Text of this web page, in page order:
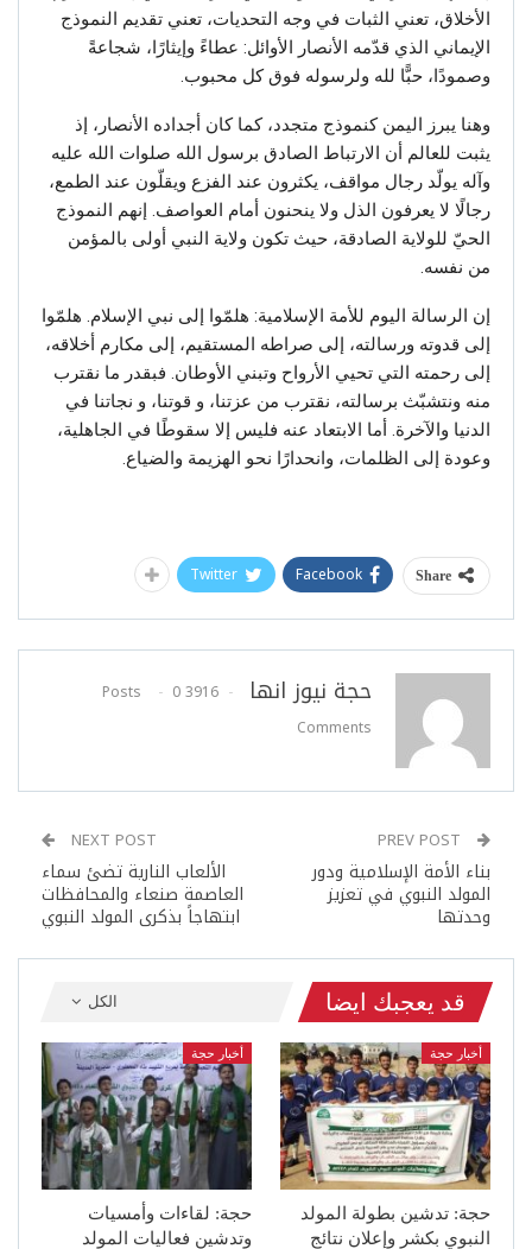
الأخلاق، تعني الثبات في وجه التحديات، تعني تقديم النموذج
الإيماني الذي قدّمه الأنصار الأوائل: عطاءً وإيثارًا، شجاعةً
وصمودًا، حبًّا لله ولرسوله فوق كل محبوب.
وهنا يبرز اليمن كنموذج متجدد، كما كان أجداده الأنصار، إذ
يثبت للعالم أن الارتباط الصادق برسول الله صلوات الله عليه
وآله يولّد رجال مواقف، يكثرون عند الفزع ويقلّون عند الطمع،
رجالًا لا يعرفون الذل ولا ينحنون أمام العواصف. إنهم النموذج
الحيّ للولاية الصادقة، حيث تكون ولاية النبي أولى بالمؤمن
من نفسه.
إن الرسالة اليوم للأمة الإسلامية: هلمّوا إلى نبي الإسلام. هلمّوا
إلى قدوته ورسالته، إلى صراطه المستقيم، إلى مكارم أخلاقه،
إلى رحمته التي تحيي الأرواح وتبني الأوطان. فبقدر ما نقترب
منه ونتشبّث برسالته، نقترب من عزتنا، و قوتنا، و نجاتنا في
الدنيا والآخرة. أما الابتعاد عنه فليس إلا سقوطًا في الجاهلية،
وعودة إلى الظلمات، وانحدارًا نحو الهزيمة والضياع.
Share
Facebook
Twitter
حجة نيوز انها 3916 Posts
0
Comments
بناء الأمة الإسلامية ودور
المولد النبوي في تعزيز
وحدتها
NEXT POST
الألعاب النارية تضئ سماء
العاصمة صنعاء والمحافظات
ابتهاجاً بذكرى المولد النبوي
الكل قد يعجبك ايضا
أخبار حجة
حجة: تدشين بطولة المولد
النبوي بكشر وإعلان نتائج
أخبار حجة
حجة: لقاءات وأمسيات
وتدشين فعاليات المولد